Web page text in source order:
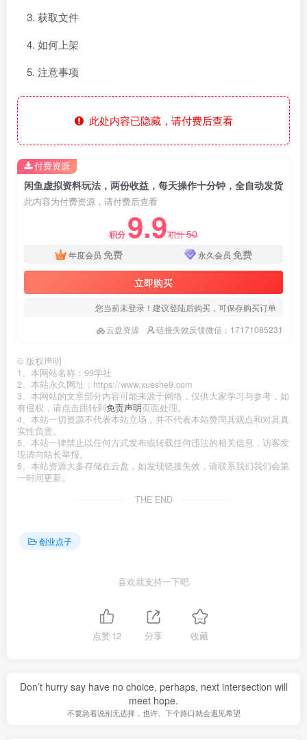
获取文件
如何上架
注意事项
此处内容已隐藏，请付费后查看
闲鱼虚拟资料玩法，两份收益，每天操作十分钟，全自动发货
此内容为付费资源，请付费后查看
积分 9.9积分50
年度会员 免费 永久会员 免费
立即购买
您当前未登录！建议登陆后购买，可保存购买订单
云盘资源
链接失效反馈微信：17171085231
付费资源
© 版权声明
1、本网站名称：99学社
2、本站永久网址：https://www.xueshe9.com
3、本网站的文章部分内容可能来源于网络，仅供大家学习与参考，如
有侵权，请点击跳转到免责声明页面处理。
4、本站一切资源不代表本站立场，并不代表本站赞同其观点和对其真
实性负责。
5、本站一律禁止以任何方式发布或转载任何违法的相关信息，访客发
现请向站长举报。
6、本站资源大多存储在云盘，如发现链接失效，请联系我们我们会第
一时间更新。
THE END
创业点子
喜欢就支持一下吧
点赞12 分享 收藏
Don’t hurry say have no choice, perhaps, next intersection will
meet hope.
不要急着说别无选择，也许、下个路口就会遇见希望